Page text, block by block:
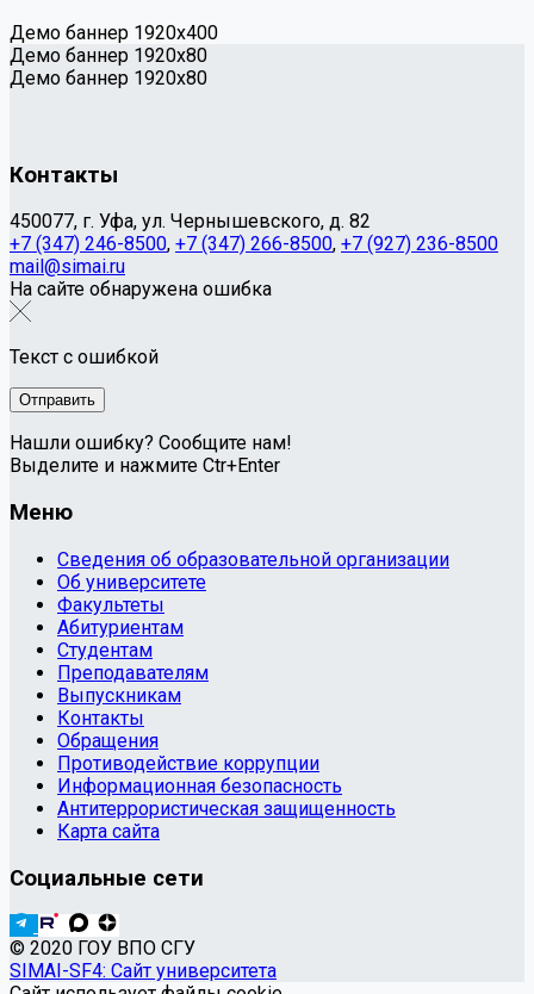
Демо баннер 1920х400
Демо баннер 1920x80
Демо баннер 1920x80
Контакты
450077, г. Уфа, ул. Чернышевского, д. 82
+7 (347) 246-8500, +7 (347) 266-8500, +7 (927) 236-8500
mail@simai.ru
На сайте обнаружена ошибка
Текст с ошибкой
Нашли ошибку? Сообщите нам!
Выделите и нажмите Ctr+Enter
Меню
Сведения об образовательной организации
Об университете
Факультеты
Абитуриентам
Студентам
Преподавателям
Выпускникам
Контакты
Обращения
Противодействие коррупции
Информационная безопасность
Антитеррористическая защищенность
Карта сайта
Социальные сети
© 2020 ГОУ ВПО СГУ
SIMAI-SF4: Сайт университета